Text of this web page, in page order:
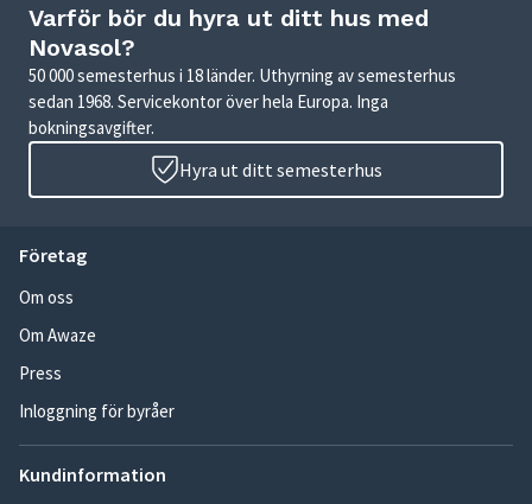
Varför bör du hyra ut ditt hus med
Novasol?
50 000 semesterhus i 18 länder. Uthyrning av semesterhus
sedan 1968. Servicekontor över hela Europa. Inga
bokningsavgifter.
Hyra ut ditt semesterhus
Företag
Om oss
Om Awaze
Press
Inloggning för byråer
Kundinformation